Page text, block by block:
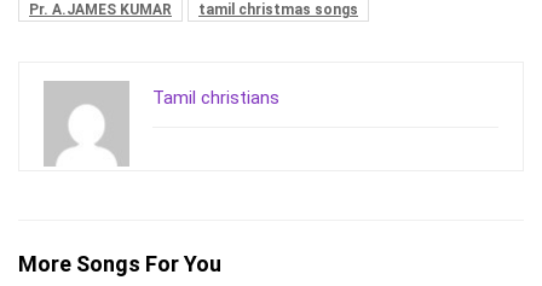
Pr. A.JAMES KUMAR
tamil christmas songs
Tamil christians
More Songs For You